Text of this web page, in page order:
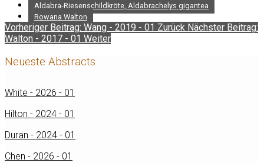
Aldabra-Riesenschildkröte, Aldabrachelys gigantea
Rowana Walton
Vorheriger Beitrag: Wang - 2019 - 01 Zurück Nächster Beitrag:
Walton - 2017 - 01 Weiter
Neueste Abstracts
White - 2026 - 01
Hilton - 2024 - 01
Duran - 2024 - 01
Chen - 2026 - 01